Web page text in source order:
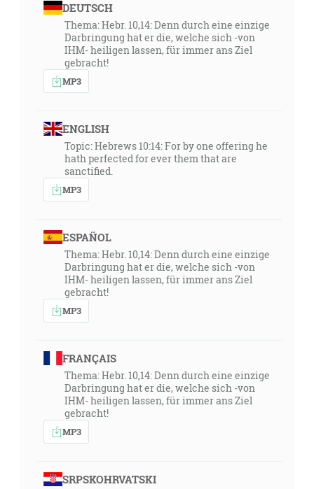
DEUTSCH
Thema: Hebr. 10,14: Denn durch eine einzige
Darbringung hat er die, welche sich -von
IHM- heiligen lassen, für immer ans Ziel
gebracht!
MP3
ENGLISH
Topic: Hebrews 10:14: For by one offering he
hath perfected for ever them that are
sanctified.
MP3
ESPAÑOL
Thema: Hebr. 10,14: Denn durch eine einzige
Darbringung hat er die, welche sich -von
IHM- heiligen lassen, für immer ans Ziel
gebracht!
MP3
FRANÇAIS
Thema: Hebr. 10,14: Denn durch eine einzige
Darbringung hat er die, welche sich -von
IHM- heiligen lassen, für immer ans Ziel
gebracht!
MP3
SRPSKOHRVATSKI